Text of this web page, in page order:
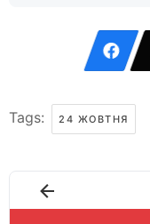
Tags: 24 ЖОВТНЯ